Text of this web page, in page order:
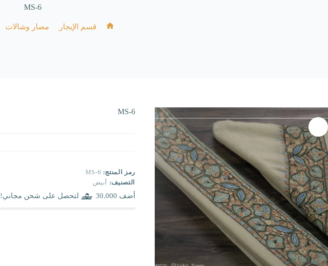
MS-6
قسم الإيجار مصار وشالات
MS-6
رمز المنتج: MS-6
التصنيف: أبيض
أضف 30.000 لتحصل على شحن مجاني!